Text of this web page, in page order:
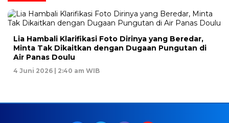
Lia Hambali Klarifikasi Foto Dirinya yang Beredar,
Minta Tak Dikaitkan dengan Dugaan Pungutan di
Air Panas Doulu
4 Juni 2026 | 2:40 am WIB